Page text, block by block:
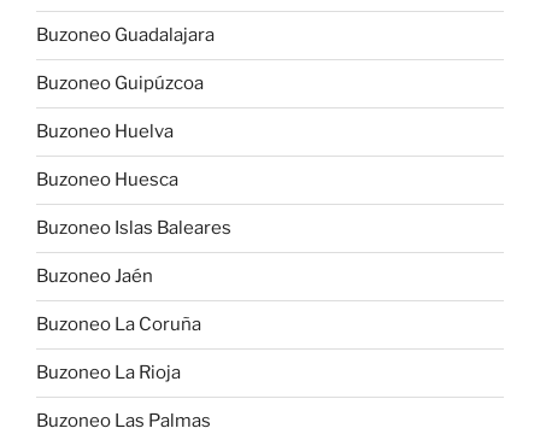
Buzoneo Guadalajara
Buzoneo Guipúzcoa
Buzoneo Huelva
Buzoneo Huesca
Buzoneo Islas Baleares
Buzoneo Jaén
Buzoneo La Coruña
Buzoneo La Rioja
Buzoneo Las Palmas